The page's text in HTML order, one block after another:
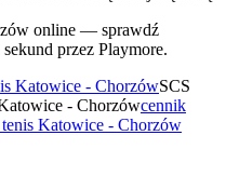
online — sprawdź
przez Playmore.
Katowice - ChorzówSCS
- Chorzówcennik
Katowice - Chorzów